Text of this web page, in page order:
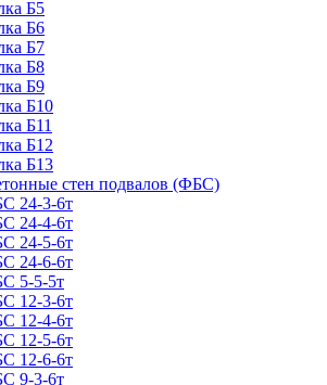
Б5
Б6
Б7
Б8
Б9
Б10
Б11
Б12
Б13
стен подвалов (ФБС)
24-3-6т
24-4-6т
24-5-6т
24-6-6т
5-5-5т
12-3-6т
12-4-6т
12-5-6т
12-6-6т
9-3-6т